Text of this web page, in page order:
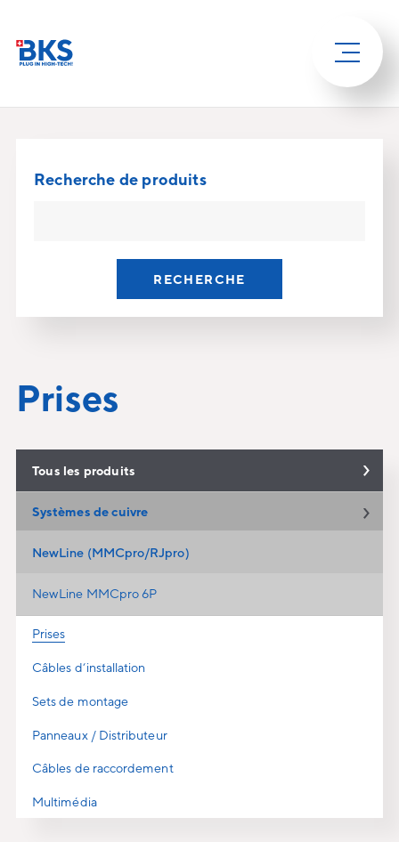
Recherche de produits
RECHERCHE
Prises
Tous les produits
Systèmes de cuivre
NewLine (MMCpro/RJpro)
NewLine MMCpro 6P
Prises
Câbles d‘installation
Sets de montage
Panneaux / Distributeur
Câbles de raccordement
Multimédia